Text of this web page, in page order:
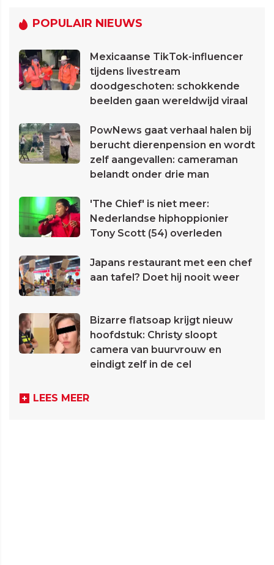
POPULAIR NIEUWS
Mexicaanse TikTok-influencer
tijdens livestream
doodgeschoten: schokkende
beelden gaan wereldwijd viraal
PowNews gaat verhaal halen bij
berucht dierenpension en wordt
zelf aangevallen: cameraman
belandt onder drie man
'The Chief' is niet meer:
Nederlandse hiphoppionier
Tony Scott (54) overleden
Japans restaurant met een chef
aan tafel? Doet hij nooit weer
Bizarre flatsoap krijgt nieuw
hoofdstuk: Christy sloopt
camera van buurvrouw en
eindigt zelf in de cel
LEES MEER